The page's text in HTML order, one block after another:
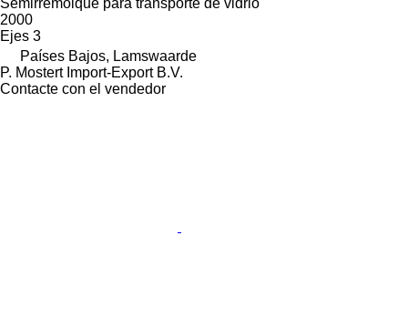
Semirremolque para transporte de vidrio
2000
Ejes 3
Países Bajos, Lamswaarde
P. Mostert Import-Export B.V.
Contacte con el vendedor